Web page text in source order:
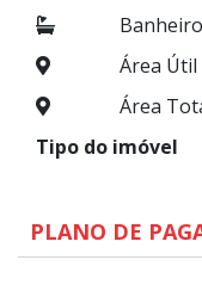
Banheiro
Área Útil
Área
Tipo do imóvel
PLANO DE